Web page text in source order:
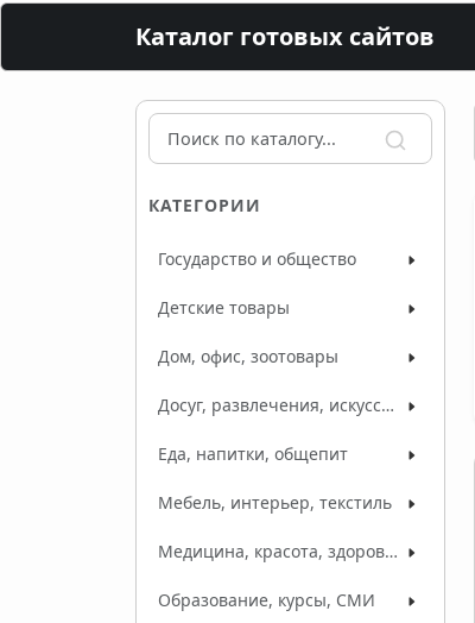
Каталог готовых сайтов
КАТЕГОРИИ
Государство и общество
Детские товары
Дом, офис, зоотовары
Досуг, развлечения, искусство
Еда, напитки, общепит
Мебель, интерьер, текстиль
Медицина, красота, здоровье
Образование, курсы, СМИ